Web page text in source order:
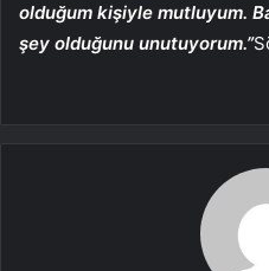
olduğum kişiyle mutluyum.
şey olduğunu unutuyorum.”